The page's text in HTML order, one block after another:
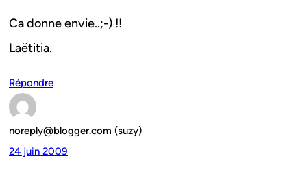
Ca donne envie..;-) !!
Laëtitia.
Répondre
noreply@blogger.com (suzy)
24 juin 2009